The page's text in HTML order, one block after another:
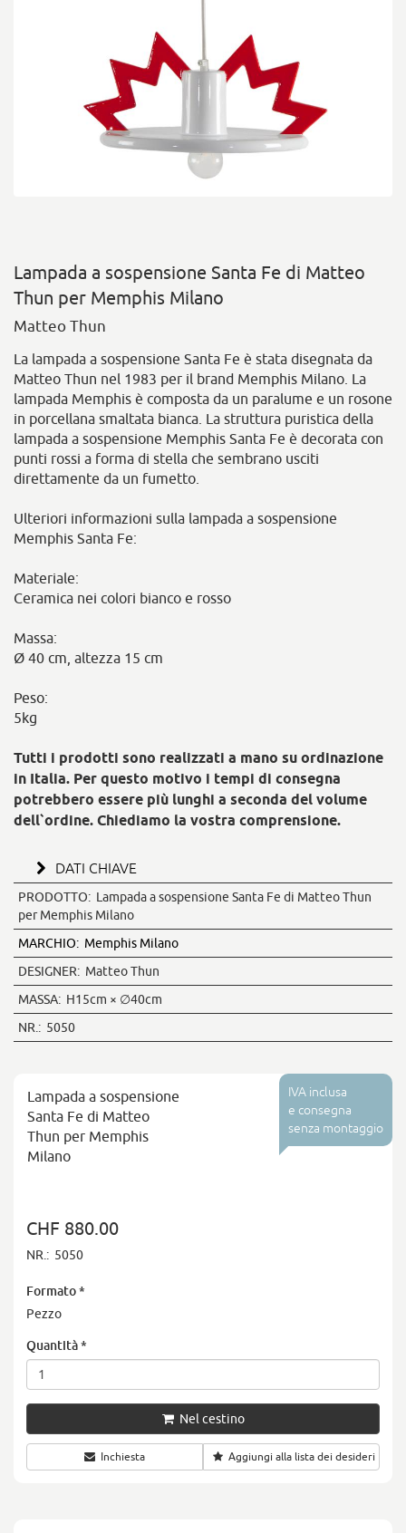
Lampada a sospensione Santa Fe di Matteo
Thun per Memphis Milano
Matteo Thun
La lampada a sospensione Santa Fe è stata disegnata da
Matteo Thun nel 1983 per il brand Memphis Milano. La
lampada Memphis è composta da un paralume e un rosone
in porcellana smaltata bianca. La struttura puristica della
lampada a sospensione Memphis Santa Fe è decorata con
punti rossi a forma di stella che sembrano usciti
direttamente da un fumetto.
Ulteriori informazioni sulla lampada a sospensione
Memphis Santa Fe:
Materiale:
Ceramica nei colori bianco e rosso
Massa:
Ø 40 cm, altezza 15 cm
Peso:
5kg
Tutti i prodotti sono realizzati a mano su ordinazione
in Italia. Per questo motivo i tempi di consegna
potrebbero essere più lunghi a seconda del volume
dell`ordine. Chiediamo la vostra comprensione.
DATI CHIAVE
PRODOTTO: Lampada a sospensione Santa Fe di Matteo Thun
per Memphis Milano
MARCHIO: Memphis Milano
DESIGNER: Matteo Thun
MASSA: H15cm × ∅40cm
NR.: 5050
IVA inclusa
e consegna
senza montaggio
Lampada a sospensione
Santa Fe di Matteo
Thun per Memphis
Milano
CHF 880.00
NR.: 5050
Formato*
Pezzo
Quantità*
Nel cestino
Inchiesta Aggiungi alla lista dei desideri